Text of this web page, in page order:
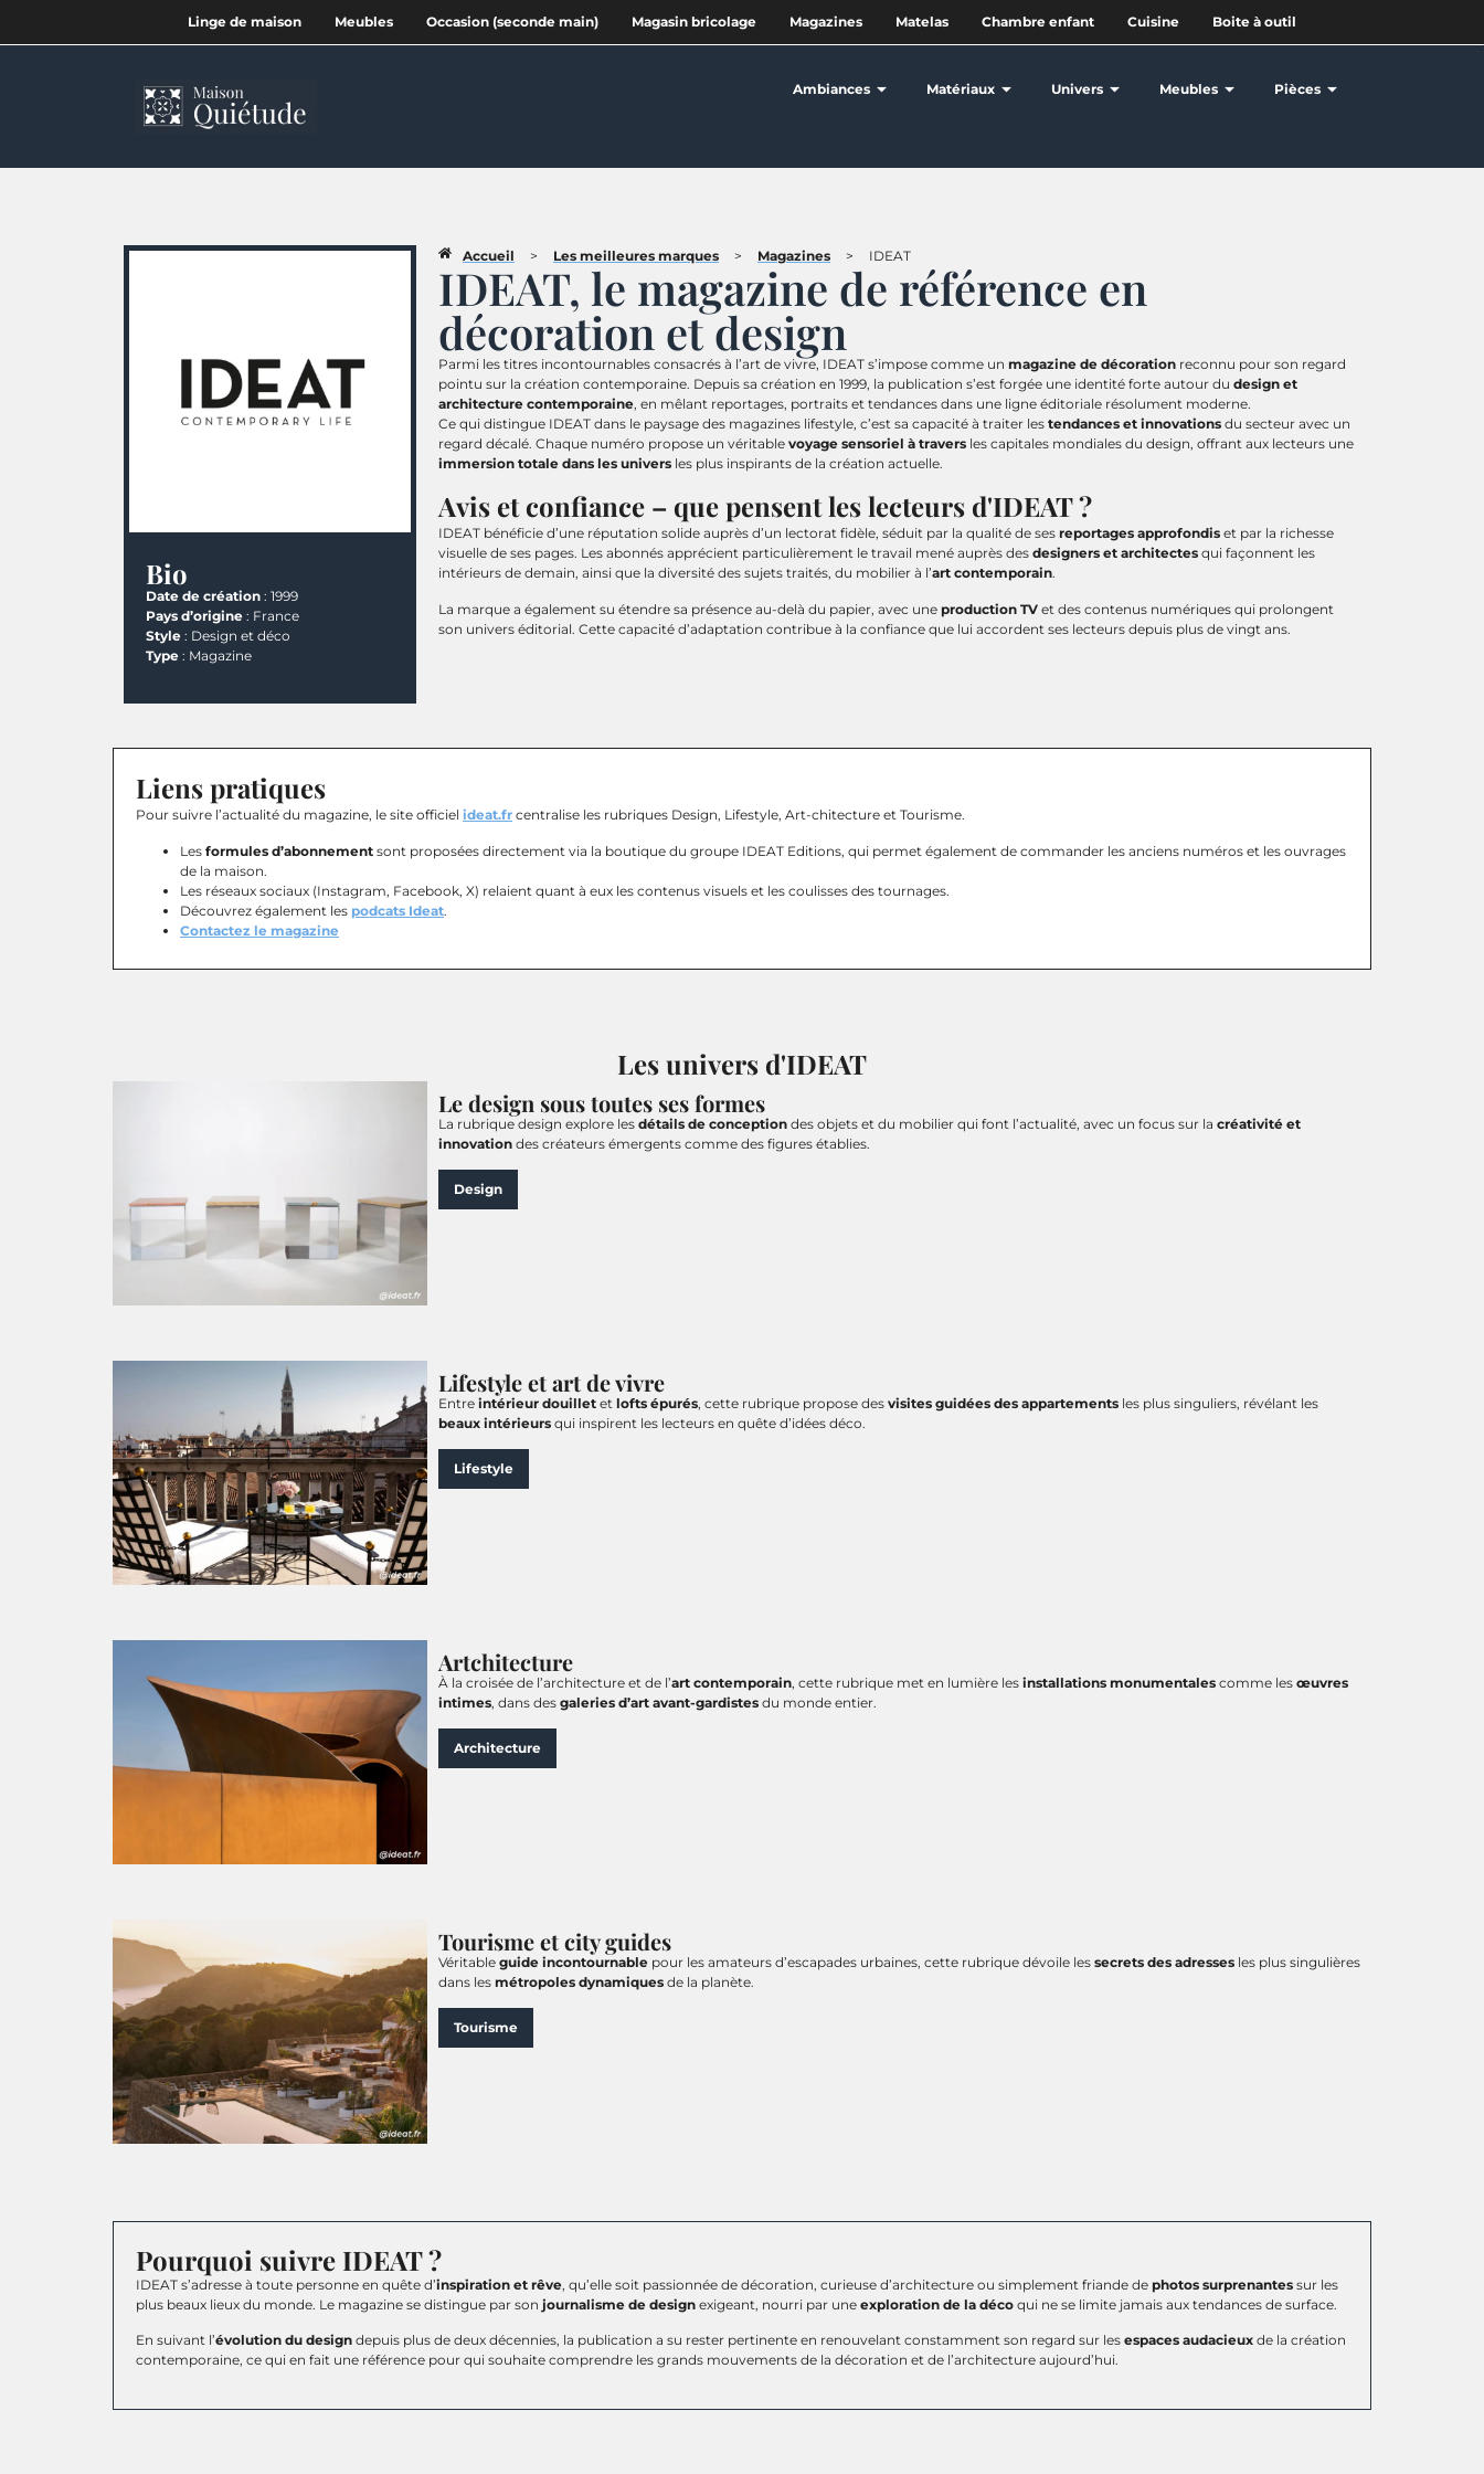
Linge de maison Meubles Occasion (seconde main) Magasin bricolage Magazines Matelas Chambre enfant Cuisine Boite à outil
Ambiances Matériaux Univers Meubles Pièces
Bio
Date de création : 1999
Pays d’origine : France
Style : Design et déco
Type : Magazine
Accueil > Les meilleures marques > Magazines > IDEAT
IDEAT, le magazine de référence en
décoration et design
Parmi les titres incontournables consacrés à l’art de vivre, IDEAT s’impose comme un magazine de décoration reconnu pour son regard
pointu sur la création contemporaine. Depuis sa création en 1999, la publication s’est forgée une identité forte autour du design et
architecture contemporaine, en mêlant reportages, portraits et tendances dans une ligne éditoriale résolument moderne.
Ce qui distingue IDEAT dans le paysage des magazines lifestyle, c’est sa capacité à traiter les tendances et innovations du secteur avec un
regard décalé. Chaque numéro propose un véritable voyage sensoriel à travers les capitales mondiales du design, offrant aux lecteurs une
immersion totale dans les univers les plus inspirants de la création actuelle.
Avis et confiance – que pensent les lecteurs d'IDEAT ?
IDEAT bénéficie d’une réputation solide auprès d’un lectorat fidèle, séduit par la qualité de ses reportages approfondis et par la richesse
visuelle de ses pages. Les abonnés apprécient particulièrement le travail mené auprès des designers et architectes qui façonnent les
intérieurs de demain, ainsi que la diversité des sujets traités, du mobilier à l’art contemporain.
La marque a également su étendre sa présence au-delà du papier, avec une production TV et des contenus numériques qui prolongent
son univers éditorial. Cette capacité d’adaptation contribue à la confiance que lui accordent ses lecteurs depuis plus de vingt ans.
Liens pratiques
Pour suivre l’actualité du magazine, le site officiel ideat.fr centralise les rubriques Design, Lifestyle, Art-chitecture et Tourisme.
Les formules d’abonnement sont proposées directement via la boutique du groupe IDEAT Editions, qui permet également de commander les anciens numéros et les ouvrages
de la maison.
Les réseaux sociaux (Instagram, Facebook, X) relaient quant à eux les contenus visuels et les coulisses des tournages.
Découvrez également les podcats Ideat.
Contactez le magazine
Les univers d'IDEAT
Le design sous toutes ses formes
La rubrique design explore les détails de conception des objets et du mobilier qui font l’actualité, avec un focus sur la créativité et
innovation des créateurs émergents comme des figures établies.
Design
Lifestyle et art de vivre
Entre intérieur douillet et lofts épurés, cette rubrique propose des visites guidées des appartements les plus singuliers, révélant les
beaux intérieurs qui inspirent les lecteurs en quête d’idées déco.
Lifestyle
Artchitecture
À la croisée de l’architecture et de l’art contemporain, cette rubrique met en lumière les installations monumentales comme les œuvres
intimes, dans des galeries d’art avant-gardistes du monde entier.
Architecture
Tourisme et city guides
Véritable guide incontournable pour les amateurs d’escapades urbaines, cette rubrique dévoile les secrets des adresses les plus singulières
dans les métropoles dynamiques de la planète.
Tourisme
Pourquoi suivre IDEAT ?
IDEAT s’adresse à toute personne en quête d’inspiration et rêve, qu’elle soit passionnée de décoration, curieuse d’architecture ou simplement friande de photos surprenantes sur les
plus beaux lieux du monde. Le magazine se distingue par son journalisme de design exigeant, nourri par une exploration de la déco qui ne se limite jamais aux tendances de surface.
En suivant l’évolution du design depuis plus de deux décennies, la publication a su rester pertinente en renouvelant constamment son regard sur les espaces audacieux de la création
contemporaine, ce qui en fait une référence pour qui souhaite comprendre les grands mouvements de la décoration et de l’architecture aujourd’hui.